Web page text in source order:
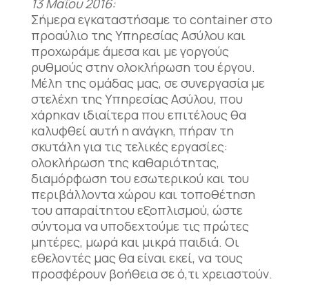
13 Μαΐου 2016:
Σήμερα εγκαταστήσαμε το container στο
προαύλιο της Υπηρεσίας Ασύλου και
προχωράμε άμεσα και με γοργούς
ρυθμούς στην ολοκλήρωση του έργου.
Μέλη της ομάδας μας, σε συνεργασία με
στελέχη της Υπηρεσίας Ασύλου, που
χάρηκαν ιδιαίτερα που επιτέλους θα
καλυφθεί αυτή η ανάγκη, πήραν τη
σκυτάλη για τις τελικές εργασίες:
ολοκλήρωση της καθαριότητας,
διαμόρφωση του εσωτερικού και του
περιβάλλοντα χώρου και τοποθέτηση
του απαραίτητου εξοπλισμού, ώστε
σύντομα να υποδεχτούμε τις πρώτες
μητέρες, μωρά και μικρά παιδιά. Οι
εθελοντές μας θα είναι εκεί, να τους
προσφέρουν βοήθεια σε ό,τι χρειαστούν.